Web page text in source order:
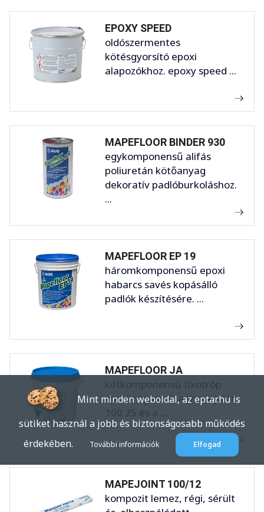
EPOXY SPEED
oldószermentes
kötésgyorsító epoxi
alapozókhoz. epoxy speed ...
MAPEFLOOR BINDER 930
egykomponensű alifás
poliuretán kötőanyag
dekoratív padlóburkoláshoz.
...
MAPEFLOOR EP 19
háromkomponensű epoxi
habarcs savés kopásálló
padlók készítésére. ...
MAPEFLOOR JA
kétkomponensű tixotróp
epoxi ragasztó a mapejoint
100 25 és a ...
MAPEJOINT 100/12
kompozit lemez, régi, sérült
Mint minden weboldal, az eptar.hu is
sütiket használ a jobb és biztonságosabb működés
érdekében.
További információk Elfogad